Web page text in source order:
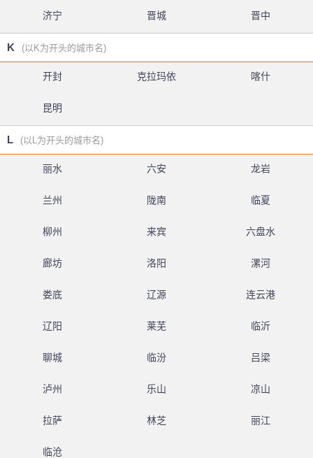
济宁 晋城 晋中
K (以K为开头的城市名)
开封 克拉玛依 喀什
昆明
L (以L为开头的城市名)
丽水 六安 龙岩
兰州 陇南 临夏
柳州 来宾 六盘水
廊坊 洛阳 漯河
娄底 辽源 连云港
辽阳 莱芜 临沂
聊城 临汾 吕梁
泸州 乐山 凉山
拉萨 林芝 丽江
临沧